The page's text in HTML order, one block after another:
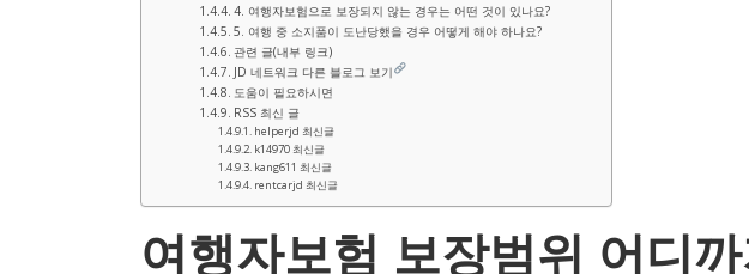
4. 여행자보험으로 보장되지 않는 경우는 어떤 것이 있나요?
5. 여행 중 소지품이 도난당했을 경우 어떻게 해야 하나요?
관련 글(내부 링크)
JD 네트워크 다른 블로그 보기
도움이 필요하시면
RSS 최신 글
helperjd 최신글
k14970 최신글
kang611 최신글
rentcarjd 최신글
여행자보험 보장범위 어디